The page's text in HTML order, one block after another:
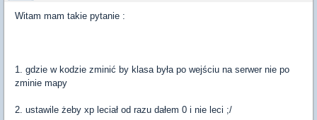
Witam mam takie pytanie :
1. gdzie w kodzie zminić by klasa była po wejściu na serwer nie po
zminie mapy
2. ustawile żeby xp leciał od razu dałem 0 i nie leci ;/